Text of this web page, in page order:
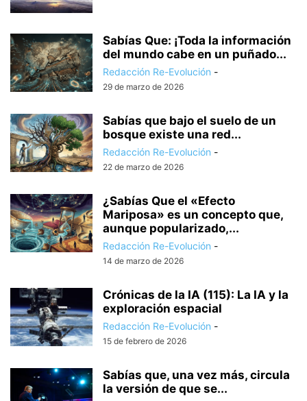
Sabías Que: ¡Toda la información
del mundo cabe en un puñado...
Redacción Re-Evolución -
29 de marzo de 2026
Sabías que bajo el suelo de un
bosque existe una red...
Redacción Re-Evolución -
22 de marzo de 2026
¿Sabías Que el «Efecto
Mariposa» es un concepto que,
aunque popularizado,...
Redacción Re-Evolución -
14 de marzo de 2026
Crónicas de la IA (115): La IA y la
exploración espacial
Redacción Re-Evolución -
15 de febrero de 2026
Sabías que, una vez más, circula
la versión de que se...